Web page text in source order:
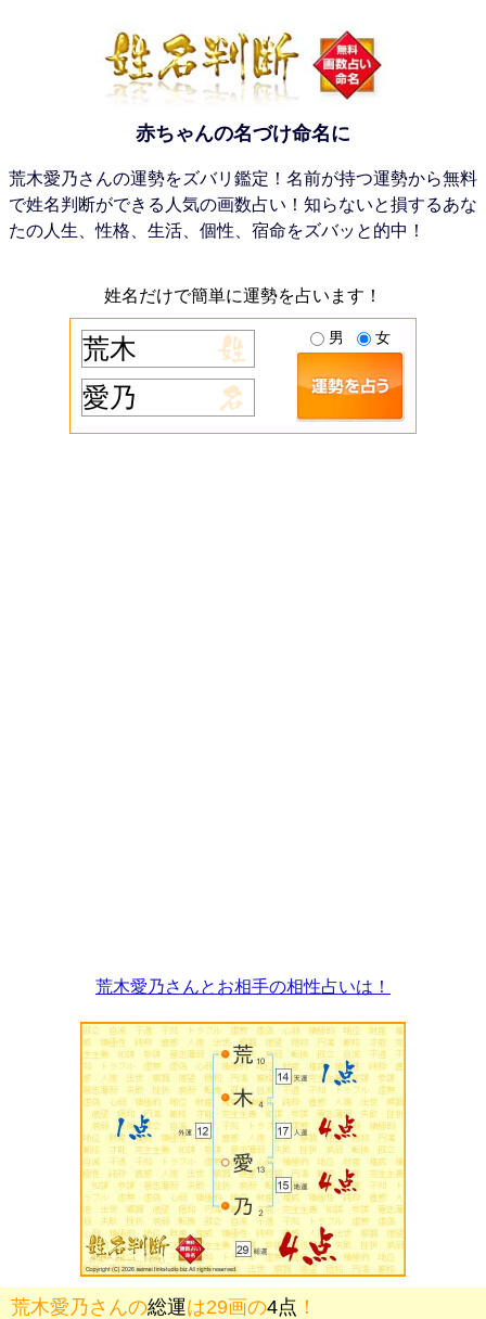
赤ちゃんの名づけ命名に
荒木愛乃さんの運勢をズバリ鑑定！名前が持つ運勢から無料
で姓名判断ができる人気の画数占い！知らないと損するあな
たの人生、性格、生活、個性、宿命をズバッと的中！
姓名だけで簡単に運勢を占います！
男 女
荒木愛乃さんとお相手の相性占いは！
荒木愛乃さんの総運は29画の4点 ！